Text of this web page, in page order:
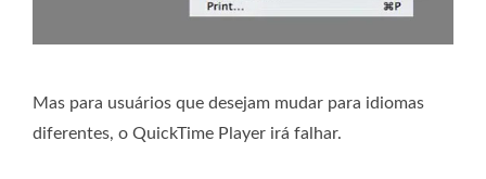
Mas para usuários que desejam mudar para idiomas
diferentes, o QuickTime Player irá falhar.